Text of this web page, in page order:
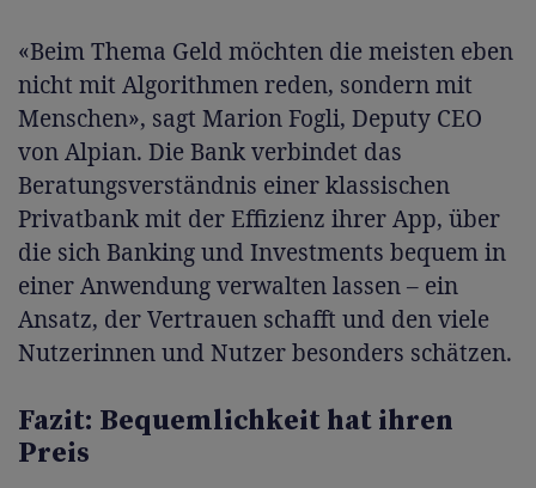
«Beim Thema Geld möchten die meisten eben
nicht mit Algorithmen reden, sondern mit
Menschen», sagt Marion Fogli, Deputy CEO
von Alpian. Die Bank verbindet das
Beratungsverständnis einer klassischen
Privatbank mit der Effizienz ihrer App, über
die sich Banking und Investments bequem in
einer Anwendung verwalten lassen – ein
Ansatz, der Vertrauen schafft und den viele
Nutzerinnen und Nutzer besonders schätzen.
Fazit: Bequemlichkeit hat ihren
Preis